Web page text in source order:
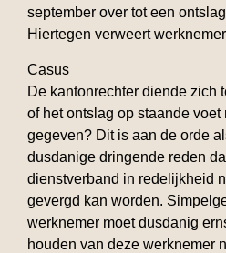
september over tot een
Hiertegen verweert
Casus
De kantonrechter diende zich
of het ontslag op staande
gegeven? Dit is aan de orde
dusdanige dringende reden
dienstverband in redelijkheid
gevergd kan worden.
werknemer moet dusdanig
houden van deze werknemer